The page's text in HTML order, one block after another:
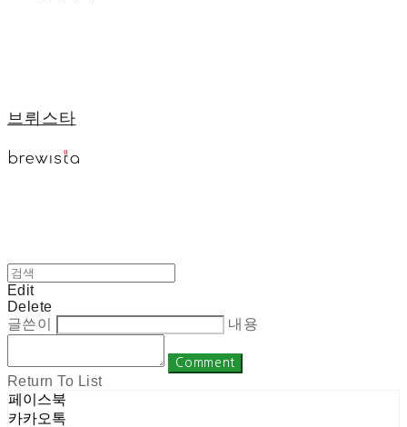
브뤼스타
Edit
Delete
글쓴이
내용
Comment
Return To List
페이스북
카카오톡